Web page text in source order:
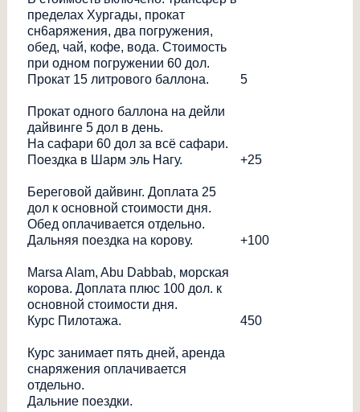
пределах Хургады, прокат
сн6аряжения, два погружения,
обед, чай, кофе, вода. Стоимость
при одном погружении 60 дол.
Прокат 15 литрового баллона.
Прокат одного баллона на дейли
дайвинге 5 дол в день.
На сафари 60 дол за всё сафари.
5
Поездка в Шарм эль Нагу.
Береговой дайвинг. Доплата 25
дол к основной стоимости дня.
Обед оплачивается отдельно.
+25
Дальняя поездка на корову.
Marsa Alam, Abu Dabbab, морская
корова. Доплата плюс 100 дол. к
основной стоимости дня.
+100
Курс Пилотажа.
Курс занимает пять дней, аренда
снаряжения оплачивается
отдельно.
450
Дальние поездки.